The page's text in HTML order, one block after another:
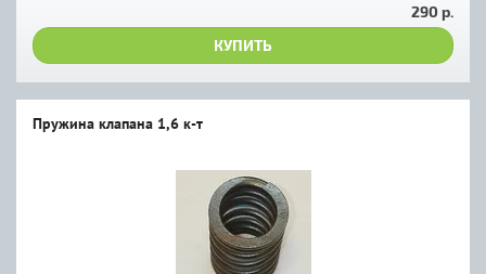
290 р.
КУПИТЬ
Пружина клапана 1,6 к-т